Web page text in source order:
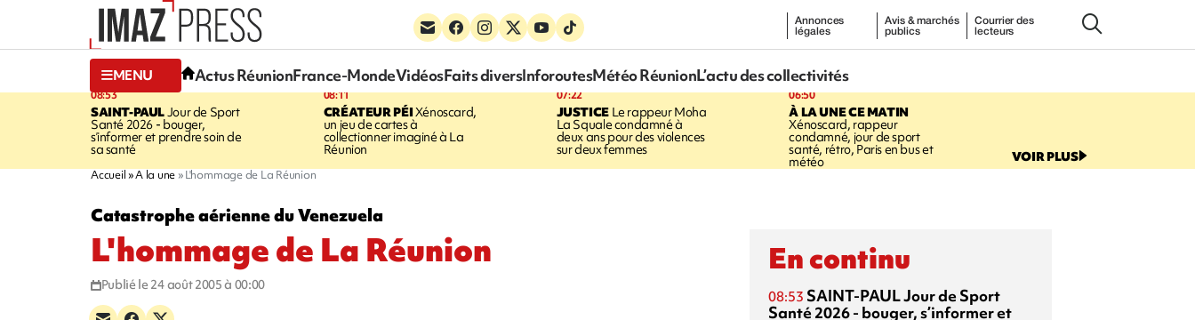
Annonces
légales
Avis & marchés
publics
Courrier des
lecteurs
MENU Actus RéunionFrance-MondeVidéosFaits diversInforoutesMétéo RéunionL’actu des collectivités
08:53
SAINT-PAULJour de Sport
Santé 2026 - bouger,
s’informer et prendre soin de
sa santé
08:11
CRÉATEUR PÉIXénoscard,
un jeu de cartes à
collectionner imaginé à La
Réunion
07:22
JUSTICELe rappeur Moha
La Squale condamné à
deux ans pour des violences
sur deux femmes
06:50
À LA UNE CE MATIN
Xénoscard, rappeur
condamné, jour de sport
santé, rétro, Paris en bus et
météo VOIR PLUS
Accueil A la une L'hommage de La Réunion
Catastrophe aérienne du Venezuela
L'hommage de La Réunion
Publié le 24 août 2005 à 00:00
En continu
08:53 SAINT-PAULJour de Sport
Santé 2026 - bouger, s’informer et